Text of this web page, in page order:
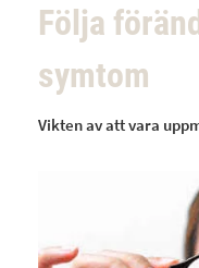
Följa
symtom
Vikten av att vara